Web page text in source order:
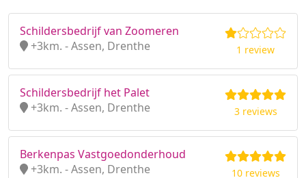
Schildersbedrijf van Zoomeren
+3km. - Assen, Drenthe
1 review
Schildersbedrijf het Palet
+3km. - Assen, Drenthe
3 reviews
Berkenpas Vastgoedonderhoud
+3km. - Assen, Drenthe
10 reviews